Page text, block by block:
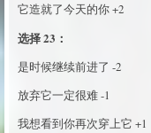
它造就了今天的你 +2
选择 23：
是时候继续前进了 -2
放弃它一定很难 -1
我想看到你再次穿上它 +1